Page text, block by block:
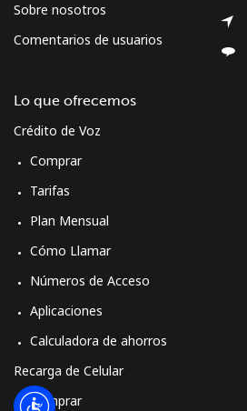
Sobre nosotros
Comentarios de usuarios
Lo que ofrecemos
Crédito de Voz
Comprar
Tarifas
Plan Mensual
Cómo Llamar
Números de Acceso
Aplicaciones
Calculadora de ahorros
Recarga de Celular
Comprar